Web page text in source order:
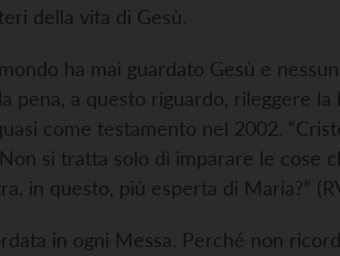
della vita di Gesù.
ha mai guardato Gesù e
pena, a questo riguardo, rileggere
come testamento nel 2002.
si tratta solo di imparare le cose
in questo, più esperta di Maria?”
in ogni Messa. Perché non